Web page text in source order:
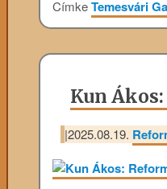
CímkeTemesvári
Kun
|2025.08.19.